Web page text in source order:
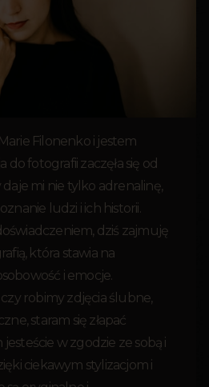
Filonenko i jestem
do fotografii zaczęła się od
mi nie tylko adrenalinę,
ludzi i ich historii.
dziś zajmuję
która stawia na
i emocje.
robimy zdjęcia ślubne,
staram się złapać
w zgodzie ze sobą i
ciekawym stylizacjom i